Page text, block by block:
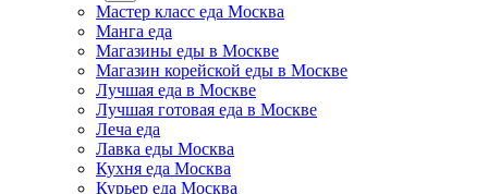
Мастер класс еда Москва
Манга еда
Магазины еды в Москве
Магазин корейской еды в Москве
Лучшая еда в Москве
Лучшая готовая еда в Москве
Леча еда
Лавка еды Москва
Кухня еда Москва
Курьер еда Москва